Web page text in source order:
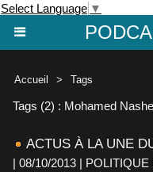
Select Language ▼
Accueil > Tags
Tags (2) : Mohamed
ACTUS À LA UNE
| 08/10/2013 | POLITIQUE